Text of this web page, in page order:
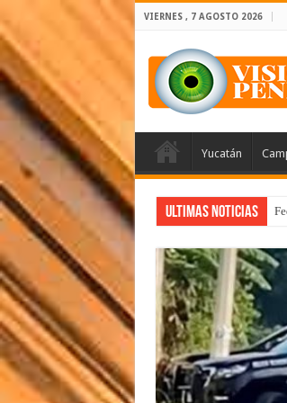
VIERNES , 7 AGOSTO 2026
Yucatán
Ultimas Noticias